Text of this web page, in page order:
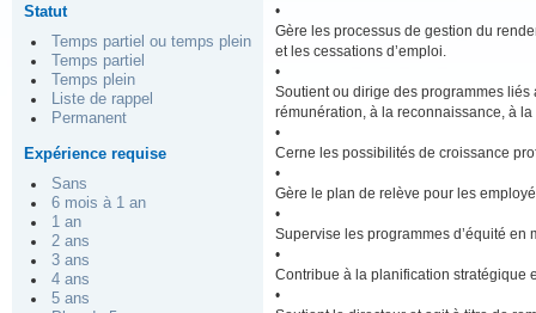
Statut
Temps partiel ou temps plein
Temps partiel
Temps plein
Liste de rappel
Permanent
Expérience requise
Sans
6 mois à 1 an
1 an
2 ans
3 ans
4 ans
5 ans
•
Gère les processus de gestion du
et les cessations d’emploi.
•
Soutient ou dirige des programmes liés
rémunération, à la reconnaissance, à
•
Cerne les possibilités de croissance
•
Gère le plan de relève pour les
•
Supervise les programmes d’équité en
•
Contribue à la planification stratégique
•